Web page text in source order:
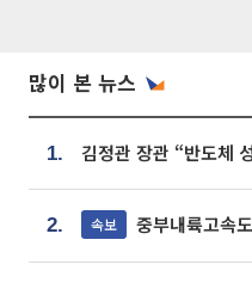
많이 본 뉴스
1.
2. 속보 중부내륙고속